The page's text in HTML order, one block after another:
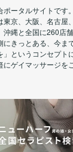
ポータルサイトです
京、大阪、名古屋、
沖縄と全国に260店
にきっとある、今ま
」というコンセプト
にゲイマッサージを